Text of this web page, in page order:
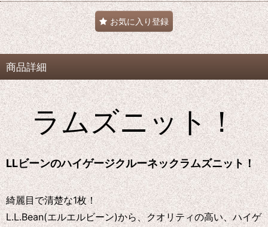
お気に入り登録
商品詳細
ラムズニット！
LLビーンのハイゲージクルーネックラムズニット！
綺麗目で清楚な1枚！
L.L.Bean(エルエルビーン)から、クオリティの高い、ハイゲ